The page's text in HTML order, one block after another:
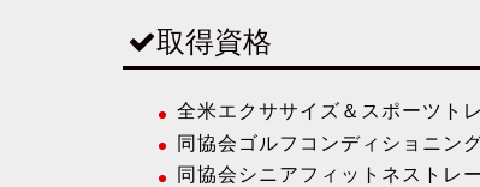
取得資格
全米エクササイズ＆スポーツト
同協会ゴルフコンディショニン
同協会シニアフィットネストレ